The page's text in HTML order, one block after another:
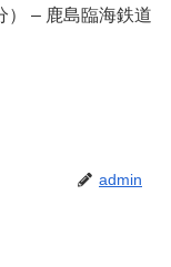
） – 鹿島臨海鉄道
admin